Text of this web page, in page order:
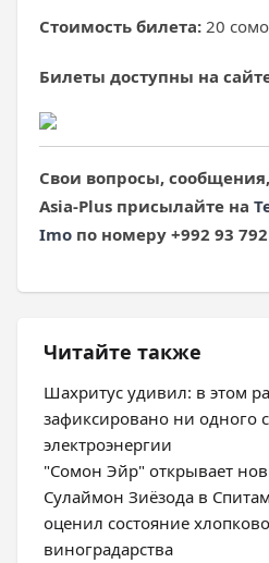
Стоимость билета: 20
Билеты доступны на
Свои вопросы,
Asia-Plus присылайте на
Imo по номеру +992 93
Читайте также
Шахритус удивил: в этом
зафиксировано ни одного
электроэнергии
"Сомон Эйр" открывает
Сулаймон Зиёзода в
оценил состояние
виноградарства